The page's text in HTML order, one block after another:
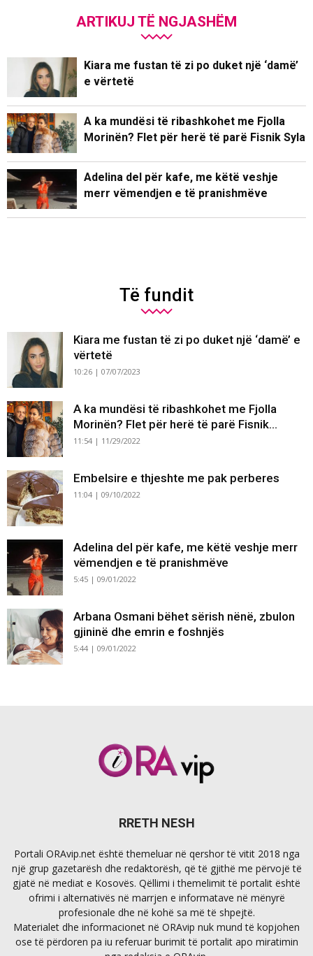
ARTIKUJ TË NGJASHËM
Kiara me fustan të zi po duket një ‘damë’
e vërtetë
A ka mundësi të ribashkohet me Fjolla
Morinën? Flet për herë të parë Fisnik Syla
Adelina del për kafe, me këtë veshje
merr vëmendjen e të pranishmëve
Të fundit
Kiara me fustan të zi po duket një ‘damë’ e
vërtetë
10:26 | 07/07/2023
A ka mundësi të ribashkohet me Fjolla
Morinën? Flet për herë të parë Fisnik...
11:54 | 11/29/2022
Embelsire e thjeshte me pak perberes
11:04 | 09/10/2022
Adelina del për kafe, me këtë veshje merr
vëmendjen e të pranishmëve
5:45 | 09/01/2022
Arbana Osmani bëhet sërish nënë, zbulon
gjininë dhe emrin e foshnjës
5:44 | 09/01/2022
RRETH NESH
Portali ORAvip.net është themeluar në qershor të vitit 2018 nga
një grup gazetarësh dhe redaktorësh, që të gjithë me përvojë të
gjatë në mediat e Kosovës. Qëllimi i themelimit të portalit është
ofrimi i alternativës në marrjen e informatave në mënyrë
profesionale dhe në kohë sa më të shpejtë.
Materialet dhe informacionet në ORAvip nuk mund të kopjohen
ose të përdoren pa iu referuar burimit të portalit apo miratimin